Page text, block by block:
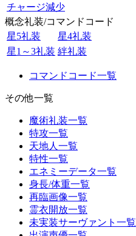
チャージ減少
概念礼装/コマンドコード
星5礼装
星4礼装
星1～3礼装 絆礼装
コマンドコード一覧
その他一覧
魔術礼装一覧
特攻一覧
天地人一覧
特性一覧
エネミーデータ一覧
身長/体重一覧
再臨画像一覧
霊衣開放一覧
未実装サーヴァント一覧